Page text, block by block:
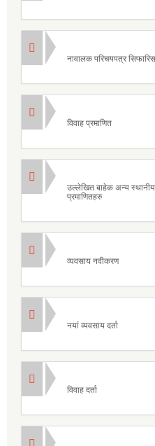
नावालक परिचयपत्र सिफारिस
विवाह प्रमाणित
उल्लेखित बाहेक अन्य
प्रमाणितहरु
व्यवसाय नवीकरण
नयां व्यवसाय दर्ता
विवाह दर्ता